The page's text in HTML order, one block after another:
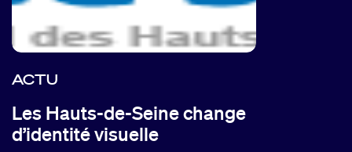
ACTU
Les Hauts-de-Seine change
d’identité visuelle